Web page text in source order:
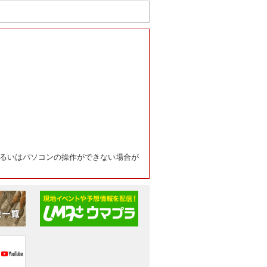
いはパソコンの操作ができない場合が